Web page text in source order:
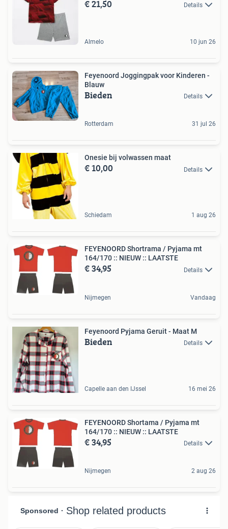
€ 21,50 Details
Almelo 10 jun 26
Feyenoord Joggingpak voor Kinderen -
Blauw
Bieden Details
Rotterdam 31 jul 26
Onesie bij volwassen maat
€ 10,00 Details
Schiedam 1 aug 26
FEYENOORD Shortrama / Pyjama mt
164/170 :: NIEUW :: LAATSTE
€ 34,95 Details
Nijmegen Vandaag
Feyenoord Pyjama Geruit - Maat M
Bieden Details
Capelle aan den IJssel 16 mei 26
FEYENOORD Shortama / Pyjama mt
164/170 :: NIEUW :: LAATSTE
€ 34,95 Details
Nijmegen 2 aug 26